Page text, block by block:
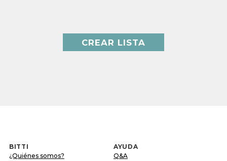
CREAR LISTA
BITTI
¿Quiénes somos?
AYUDA
Q&A